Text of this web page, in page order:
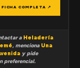
FICHA COMPLETA ↗
a Heladería
, menciona Una
y pide
preferencial.